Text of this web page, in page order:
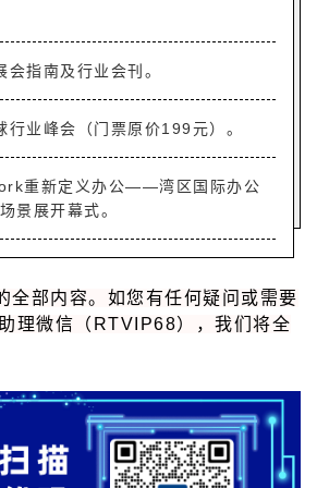
指南及行业会刊。
行业峰会（门票原价199元）。
重新定义办公——湾区国际办公
景展开幕式。
全部内容。如您有任何疑问或需要
理微信（RTVIP68），我们将全